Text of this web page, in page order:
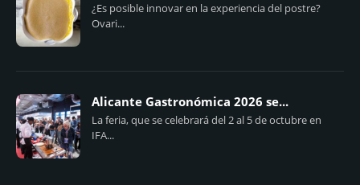
¿Es posible innovar en la experiencia del postre?
Ovari...
Alicante Gastronómica 2026 se...
La feria, que se celebrará del 2 al 5 de octubre en
IFA...